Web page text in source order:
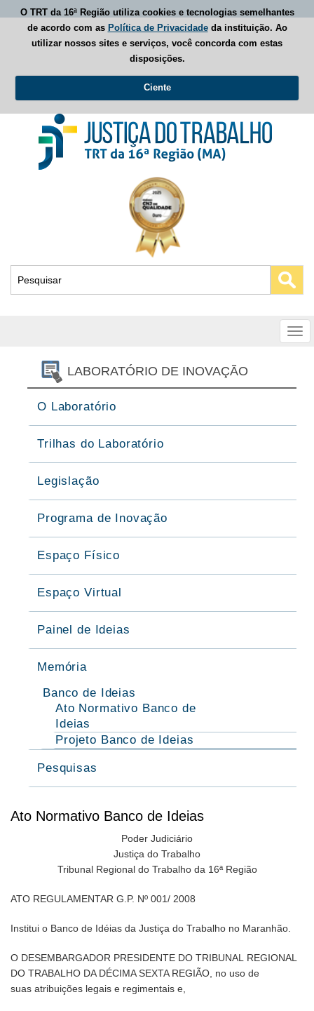
O TRT da 16ª Região utiliza cookies e tecnologias semelhantes
de acordo com as Política de Privacidadeda instituição. Ao
utilizar nossos sites e serviços, você concorda com estas
disposições.
Ciente
Ato Normativo Banco de Ideias
Poder Judiciário
Justiça do Trabalho
Tribunal Regional do Trabalho da 16ª Região
ATO REGULAMENTAR G.P. Nº 001/ 2008
Institui o Banco de Idéias da Justiça do Trabalho no Maranhão.
O DESEMBARGADOR PRESIDENTE DO TRIBUNAL REGIONAL
DO TRABALHO DA DÉCIMA SEXTA REGIÃO, no uso de
suas atribuições legais e regimentais e,
LABORATÓRIO DE INOVAÇÃO
O Laboratório
Trilhas do Laboratório
Legislação
Programa de Inovação
Espaço Físico
Espaço Virtual
Painel de Ideias
Memória
Banco de Ideias
Ato Normativo Banco de
Ideias
Projeto Banco de Ideias
Pesquisas